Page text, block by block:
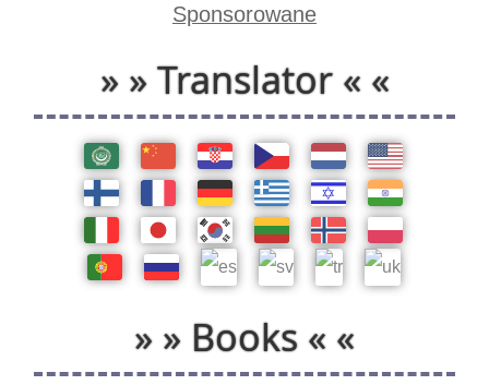
Sponsorowane
» » Translator « «
» » Books « «